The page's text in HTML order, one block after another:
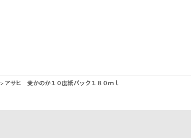
> アサヒ 麦かのか１０度紙パック１８０ｍｌ